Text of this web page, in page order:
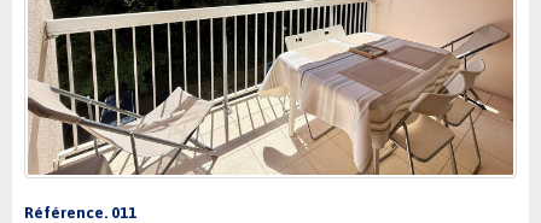
Référence. 011